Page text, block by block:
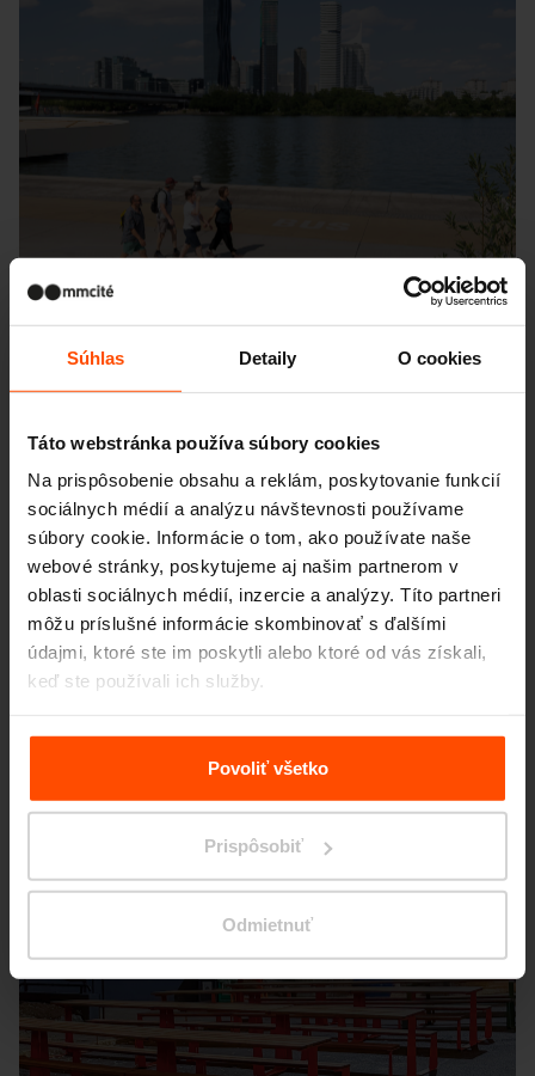
Súhlas Detaily O cookies
Táto webstránka používa súbory cookies
Na prispôsobenie obsahu a reklám, poskytovanie funkcií
sociálnych médií a analýzu návštevnosti používame
súbory cookie. Informácie o tom, ako používate naše
webové stránky, poskytujeme aj našim partnerom v
oblasti sociálnych médií, inzercie a analýzy. Títo partneri
môžu príslušné informácie skombinovať s ďalšími
údajmi, ktoré ste im poskytli alebo ktoré od vás získali,
keď ste používali ich služby.
Viac informácií nájdete na stránkeZásady zpracování
Povoliť všetko
Prispôsobiť
Odmietnuť
Seattle – Popup park